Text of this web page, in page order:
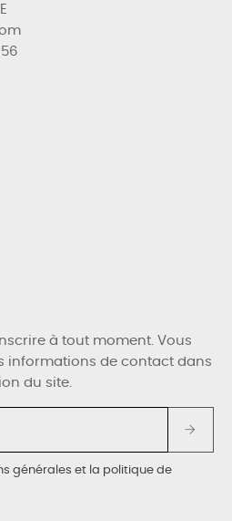
à tout moment. Vous
informations de contact dans
du site.
générales et la politique de